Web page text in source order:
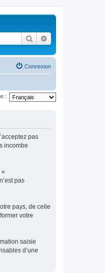
Rechercher
Connexion
:
pas
incombe
«
pas
pays, de celle
votre
saisie
d’une